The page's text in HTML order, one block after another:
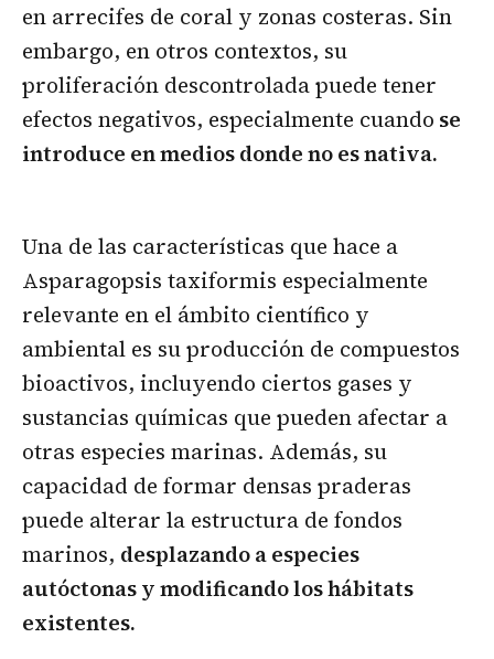
en arrecifes de coral y zonas costeras. Sin
embargo, en otros contextos, su
proliferación descontrolada puede tener
efectos negativos, especialmente cuando se
introduce en medios donde no es nativa.
Una de las características que hace a
Asparagopsis taxiformis especialmente
relevante en el ámbito científico y
ambiental es su producción de compuestos
bioactivos, incluyendo ciertos gases y
sustancias químicas que pueden afectar a
otras especies marinas. Además, su
capacidad de formar densas praderas
puede alterar la estructura de fondos
marinos, desplazando a especies
autóctonas y modificando los hábitats
existentes.